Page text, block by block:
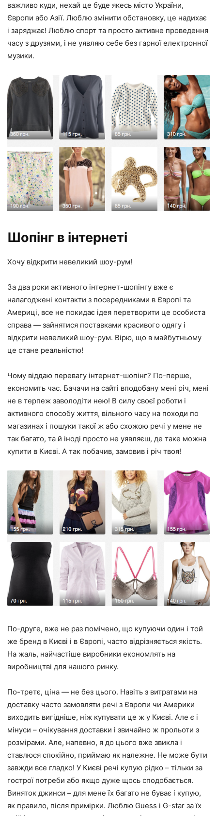
важливо куди, нехай це буде якесь місто України,
Європи або Азії. Люблю змінити обстановку, це надихає
і заряджає! Люблю спорт та просто активне проведення
часу з друзями, і не уявляю себе без гарної електронної
музики.
Шопінг в інтернеті
Хочу відкрити невеликий шоу-рум!
За два роки активного інтернет-шопінгу вже є
налагоджені контакти з посередниками в Європі та
Америці, все не покидає ідея перетворити це особиста
справа — зайнятися поставками красивого одягу і
відкрити невеликий шоу-рум. Вірю, що в майбутньому
це стане реальністю!
Чому віддаю перевагу інтернет-шопінг? По-перше,
економить час. Бачачи на сайті вподобану мені річ, мені
не в терпеж заволодіти нею! В силу своєї роботи і
активного способу життя, вільного часу на походи по
магазинах і пошуки такої ж або схожою речі у мене не
так багато, та й іноді просто не уявляєш, де таке можна
купити в Києві. А так побачив, замовив і річ твоя!
По-друге, вже не раз помічено, що купуючи один і той
же бренд в Києві і в Європі, часто відрізняється якість.
На жаль, найчастіше виробники економлять на
виробництві для нашого ринку.
По-третє, ціна — не без цього. Навіть з витратами на
доставку часто замовляти речі з Європи чи Америки
виходить вигідніше, ніж купувати це ж у Києві. Але є і
мінуси – очікування доставки і звичайно ж прольоти з
розмірами. Але, напевно, я до цього вже звикла і
ставлюся спокійно, приймаю як належне. Не може бути
завжди все гладко! У Києві речі купую рідко – тільки за
гострої потреби або якщо дуже щось сподобається.
Виняток джинси – для мене їх багато не буває і купую,
як правило, після примірки. Люблю Guess і G-star за їх